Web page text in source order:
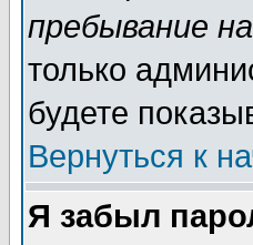
пребывание
только
будете
Вернуться к
Я забыл